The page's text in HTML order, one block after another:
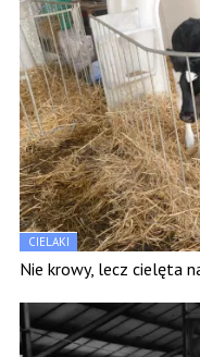
CIELAKI
Nie krowy, lecz cielęta